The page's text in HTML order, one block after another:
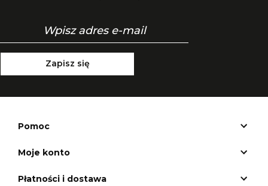
Zapisz się
Pomoc
Moje konto
Płatności i dostawa